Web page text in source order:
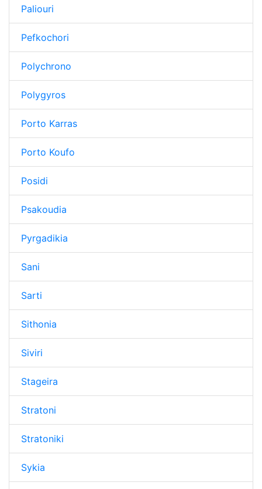
Paliouri
Pefkochori
Polychrono
Polygyros
Porto Karras
Porto Koufo
Posidi
Psakoudia
Pyrgadikia
Sani
Sarti
Sithonia
Siviri
Stageira
Stratoni
Stratoniki
Sykia